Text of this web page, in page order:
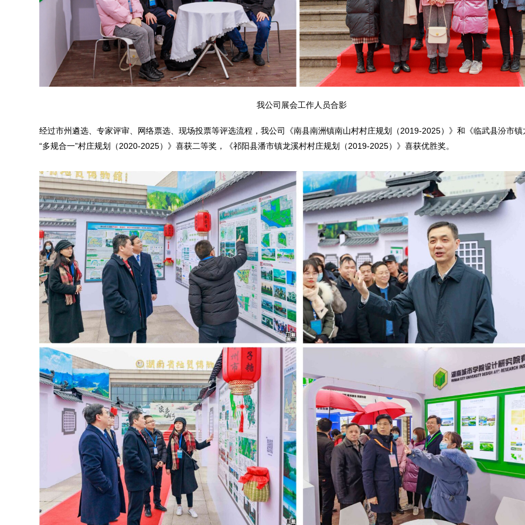
我公司展会工作人员合影
经过市州遴选、专家评审、网络票选、现场投票等评选流程，我公司《南县南洲镇南山村村庄规划（2019-2025）》和《临武县汾市镇
“多规合一”村庄规划（2020-2025）》喜获二等奖，《祁阳县潘市镇龙溪村村庄规划（2019-2025）》喜获优胜奖。